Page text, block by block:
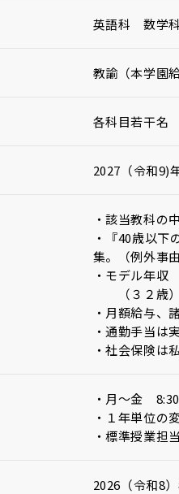
英語科 数学
教諭（本学
各科目若干名
2027（令和9)
・該当教科の
・『40歳以下
集。（例外事
・モデル年収
（３２歳）
・月額給与、
・通勤手当は
・社会保険は
・月～金
・１年単位の
・標準授業担
2026（令和8